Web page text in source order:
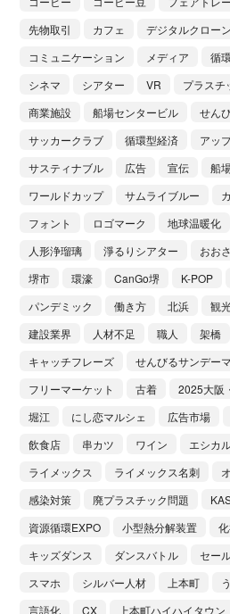
先物取引
カフェ デジタルクローン
コミュニケーション
メディア 循
シネマ
シアター VR プラスチ
商業施設
船場センタービル せん
サッカークラブ
循環型経済 アッ
サスティナブル
広告 宣伝 船
ワールドカップ
サムライブルー
フォント
ロゴマーク 地球温暖化
人形浄瑠璃
淨るりシアター おお
堺市
環濠 CanGo堺 K-POP
パンデミック
働き方 北浜 観
建設業界
人材不足 職人 架橋
キャッチフレーズ
せんびるサンデー
フリーマーケット
古着 2025大阪
堀江
にし恋マルシェ 広告市場
飲食店
串カツ ワイン エシカ
ライメックス
ライメックス名刺
感染対策
廃プラスチック問題
資源循環EXPO
小型熱分解装置
キッズダンス
ダンスバトル セー
スマホ
シルバー人材 上本町
言語化
CX 上本町ハイハイタウン